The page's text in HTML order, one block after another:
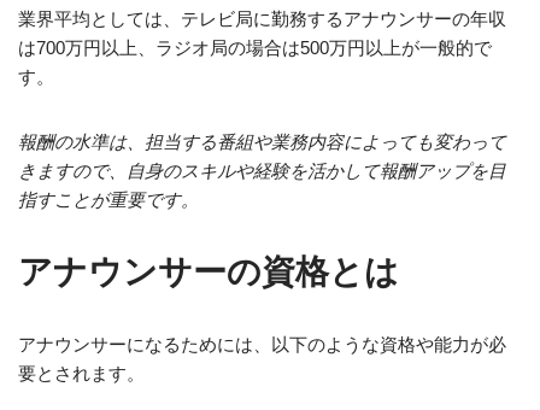
業界平均としては、テレビ局に勤務するアナウンサーの年収
は700万円以上、ラジオ局の場合は500万円以上が一般的で
す。
報酬の水準は、担当する番組や業務内容によっても変わって
きますので、自身のスキルや経験を活かして報酬アップを目
指すことが重要です。
アナウンサーの資格とは
アナウンサーになるためには、以下のような資格や能力が必
要とされます。